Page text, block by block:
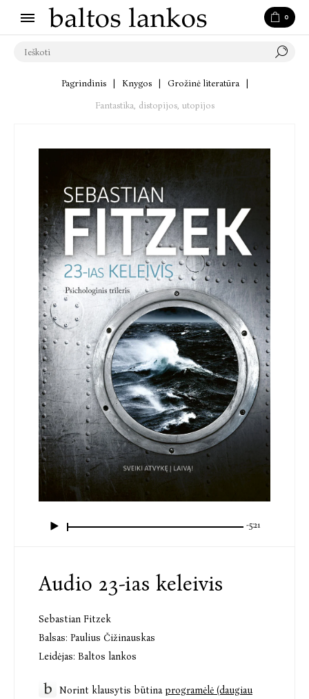
0
Pagrindinis Knygos Grožinė literatūra
Fantastika, distopijos, utopijos
-5:21
Audio 23-ias keleivis
Sebastian Fitzek
Balsas: Paulius Čižinauskas
Leidėjas: Baltos lankos
Norint klausytis būtinaprogramėlė (daugiau